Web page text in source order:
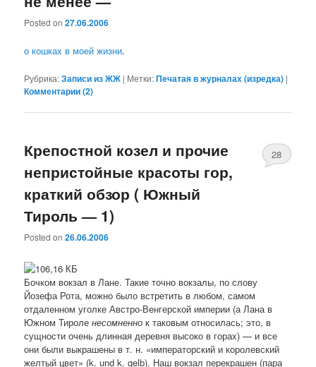
Posted on27.06.2006
о кошках в моей жизни.
Рубрика:Записи из ЖЖ | Метки:Печатая в журналах (изредка) |
Комментарии (2)
Крепостной козел и прочие
непристойные красоты гор,
краткий обзор ( Южный
Тироль — 1)
Posted on26.06.2006
28
Бочком вокзал в Лане. Такие точно вокзалы, по слову
Йозефа Рота, можно было встретить в любом, самом
отдаленном уголке Австро-Венгерской империи (а Лана в
Южном Тироленесомненно к таковым относилась; это, в
сущности очень длинная деревня высоко в горах) — и все
они были выкрашены в т. н. «императорский и королевский
желтый цвет» (k. und k. gelb). Наш вокзал перекрашен (пара